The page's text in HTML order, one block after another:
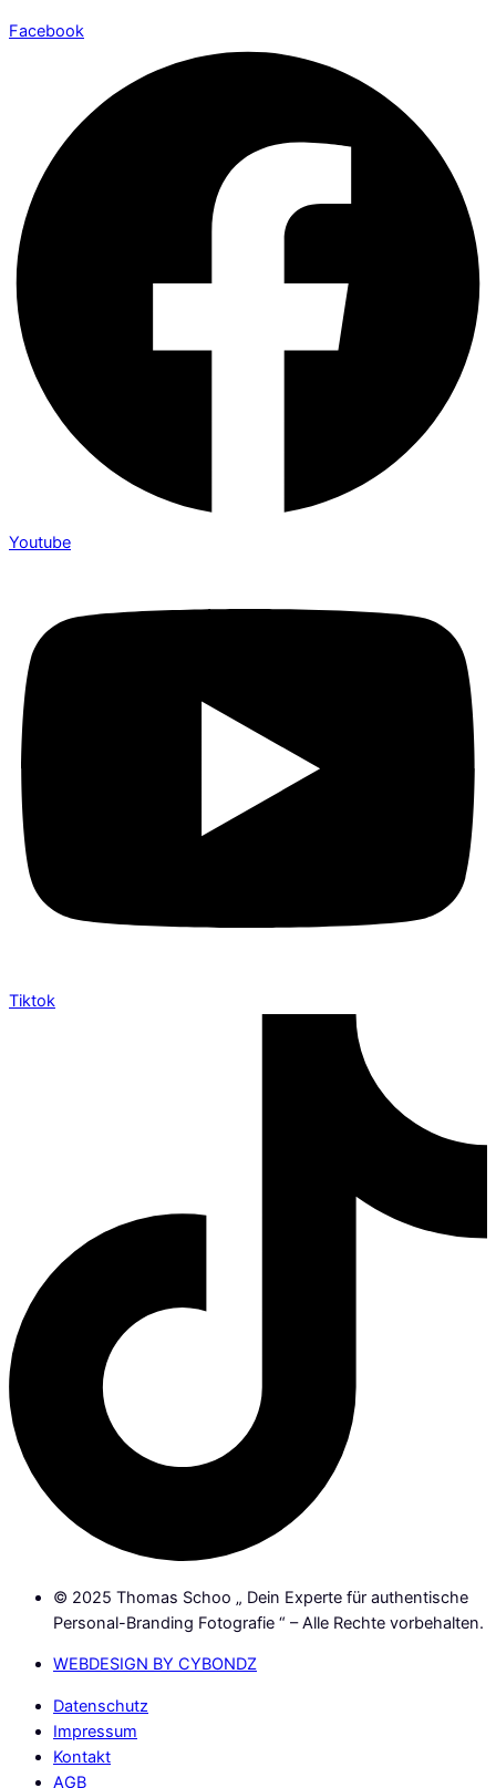
Facebook
Youtube
Tiktok
© 2025 Thomas Schoo „ Dein Experte für authentische
Personal-Branding Fotografie “ – Alle Rechte vorbehalten.
WEBDESIGN BY CYBONDZ
Datenschutz
Impressum
Kontakt
AGB